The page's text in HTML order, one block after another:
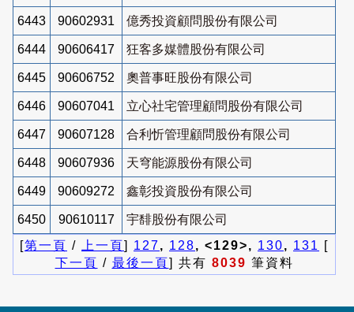
6443 90602931 億秀投資顧問股份有限公司
6444 90606417 狂客多媒體股份有限公司
6445 90606752 奧普事旺股份有限公司
6446 90607041 立心社宅管理顧問股份有限公司
6447 90607128 合利忻管理顧問股份有限公司
6448 90607936 天穹能源股份有限公司
6449 90609272 鑫彰投資股份有限公司
6450 90610117
宇馡股份有限公司
[第一頁 / 上一頁] 127, 128, <129>, 130, 131
[
下一頁 / 最後一頁] 共有 8039 筆資料